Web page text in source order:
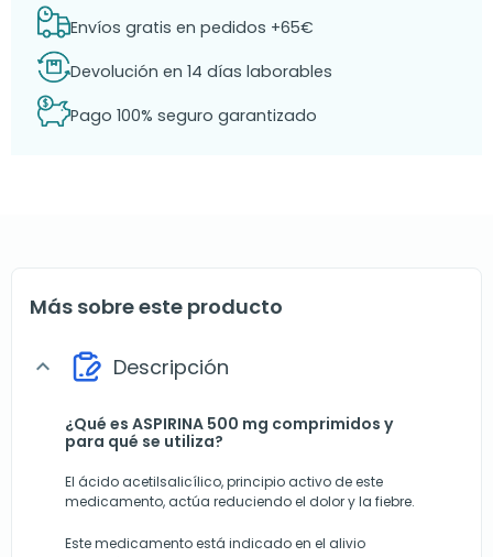
Envíos gratis en pedidos +65€
Devolución en 14 días laborables
Pago 100% seguro garantizado
Más sobre este producto
expand_more Descripción
¿Qué es ASPIRINA 500 mg comprimidos y
para qué se utiliza?
El ácido acetilsalicílico, principio activo de este
medicamento, actúa reduciendo el dolor y la fiebre.
Este medicamento está indicado en el alivio